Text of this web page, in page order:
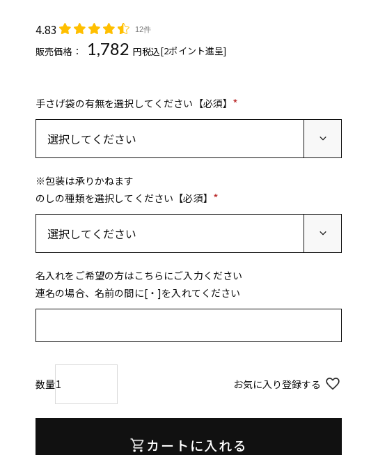
4.83 12件
販売価格： 1,782 税込[2ポイント進呈]
手さげ袋の有無を選択してください【必須】
(
※包装は承りかねます
のしの種類を選択してください【必須】
(
名入れをご希望の方はこちらにご入力ください
連名の場合、名前の間に[・]を入れてください
お気に入り登録する
カートに入れる